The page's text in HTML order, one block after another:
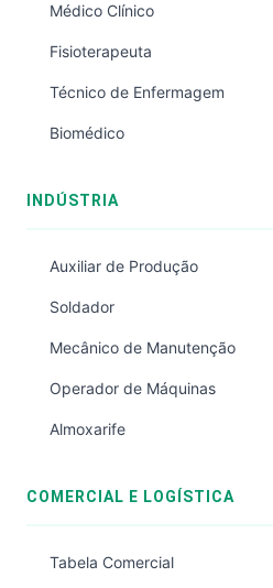
Médico Clínico
Fisioterapeuta
Técnico de Enfermagem
Biomédico
INDÚSTRIA
Auxiliar de Produção
Soldador
Mecânico de Manutenção
Operador de Máquinas
Almoxarife
COMERCIAL E LOGÍSTICA
Tabela Comercial